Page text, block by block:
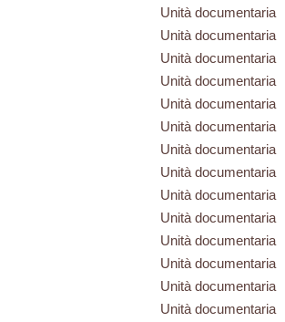
Unità documentaria
Unità documentaria
Unità documentaria
Unità documentaria
Unità documentaria
Unità documentaria
Unità documentaria
Unità documentaria
Unità documentaria
Unità documentaria
Unità documentaria
Unità documentaria
Unità documentaria
Unità documentaria